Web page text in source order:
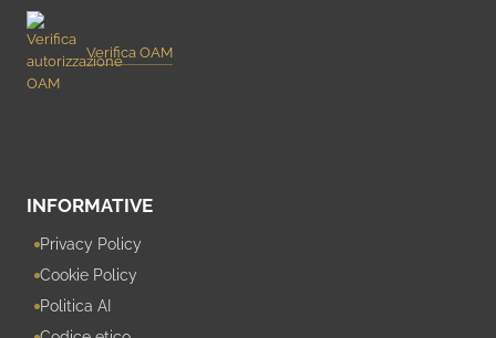
Verifica OAM
INFORMATIVE
Privacy Policy
Cookie Policy
Politica AI